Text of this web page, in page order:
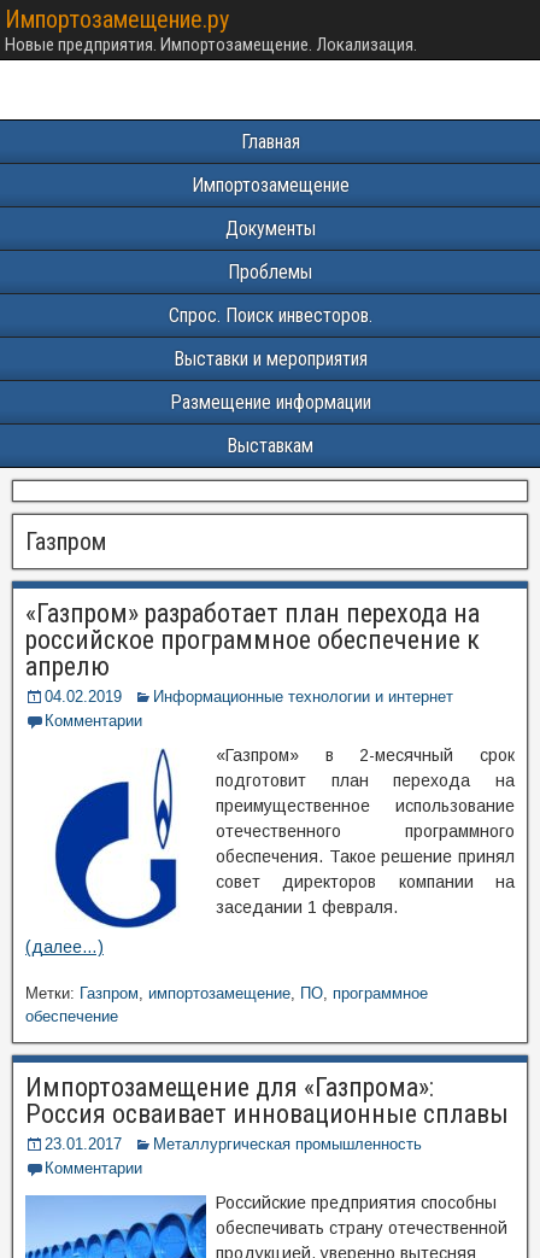
Импортозамещение.ру
Новые предприятия. Импортозамещение. Локализация.
Главная
Импортозамещение
Документы
Проблемы
Спрос. Поиск инвесторов.
Выставки и мероприятия
Размещение информации
Выставкам
Газпром
«Газпром» разработает план перехода на
российское программное обеспечение к
апрелю
04.02.2019
Информационные технологии и интернет
Комментарии
«Газпром» в 2-месячный срок
подготовит план перехода на
преимущественное использование
отечественного программного
обеспечения. Такое решение принял
совет директоров компании на
заседании 1 февраля.
(далее…)
Метки: Газпром, импортозамещение, ПО, программное
обеспечение
Импортозамещение для «Газпрома»:
Россия осваивает инновационные сплавы
23.01.2017
Металлургическая промышленность
Комментарии
Российские предприятия способны
обеспечивать страну отечественной
продукцией, уверенно вытесняя